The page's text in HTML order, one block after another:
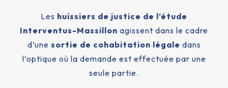
Autres dossiers à l'étude
+32(0)4 229 78 38
Les huissiers de justice de l’étude
Interventus-Massillon agissent dans le cadre
d’une sortie de cohabitation légale dans
l’optique où la demande est effectuée par une
seule partie.